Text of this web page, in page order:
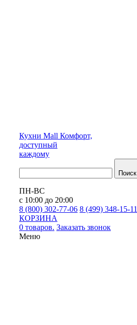
Кухни Mall Комфорт,
доступный
каждому
Поиск
ПН-ВС
с 10:00 до 20:00
8 (800) 302-77-06 8 (499) 348-15-11
КОРЗИНА
0 товаров. Заказать звонок
Меню